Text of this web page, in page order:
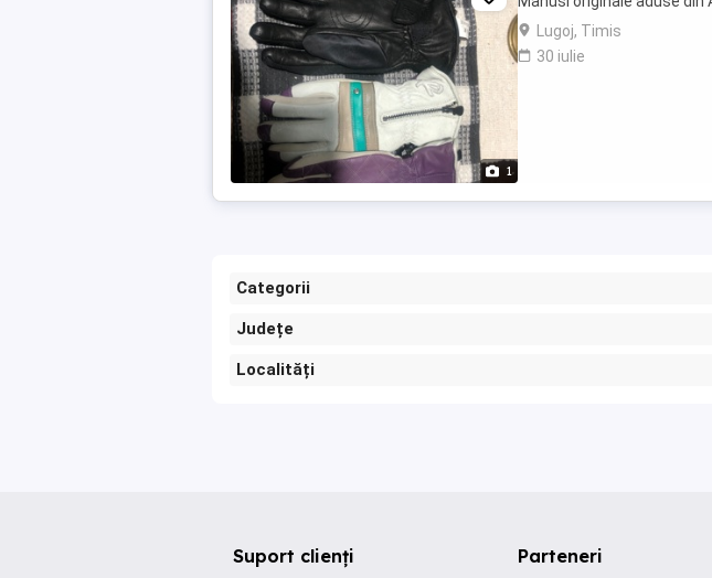
1
Lugoj, Timis
30 iulie
Categorii
Județe
Localități
Suport clienți Parteneri